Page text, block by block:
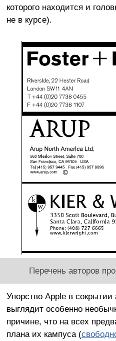
которого находится и
не в курсе).
Перечень авторов
Упорство Apple в сокрытии
выглядит особенно
причине, что на всех
плана их кампуса (